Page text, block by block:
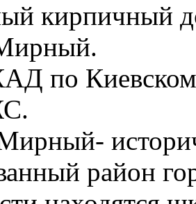
кирпичный
по
район